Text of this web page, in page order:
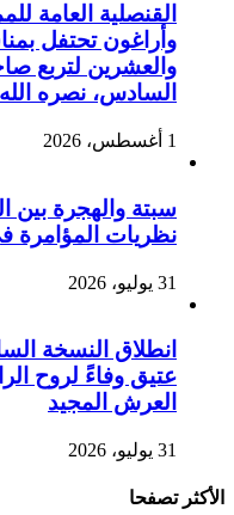
القنصلية العامة
وأراغون تحتفل
والعشرين لتربع
السادس، نصره
1 أغسطس، 2026
سبتة والهجرة بين
نظريات المؤامرة
31 يوليو، 2026
انطلاق النسخة
عتيق وفاءً لروح
العرش المجيد
31 يوليو، 2026
الأكثر تصفحا